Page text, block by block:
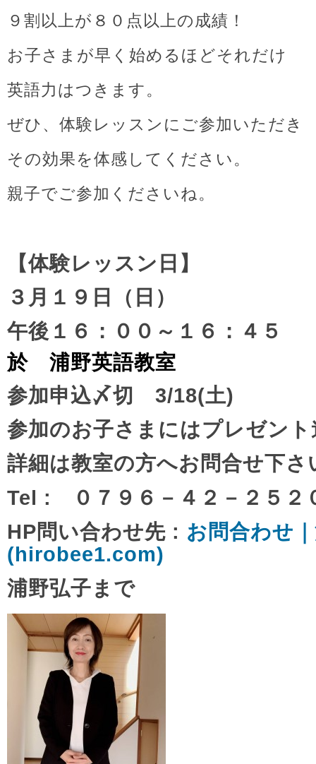
９割以上が８０点以上の成績！
お子さまが早く始めるほどそれだけ
英語力はつきます。
ぜひ、体験レッスンにご参加いただき
その効果を体感してください。
親子でご参加くださいね。
【体験レッスン日】
３月１９日（日）
午後１６：００～１６：４５
於 浦野英語教室
参加申込〆切 3/18(土)
参加のお子さまにはプレゼント
詳細は教室の方へお問合せ下さ
Tel : ０７９６－４２－２５２
HP問い合わせ先 : お問合わせ
(hirobee1.com)
浦野弘子まで